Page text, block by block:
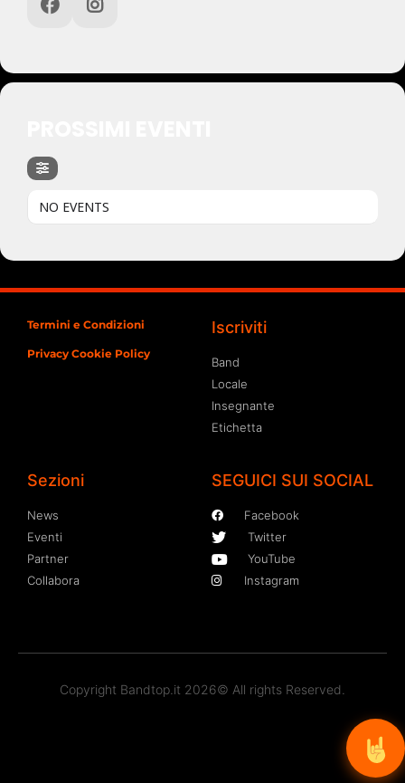
NO EVENTS
Termini e Condizioni
Privacy Cookie Policy
Iscriviti
Band
Locale
Insegnante
Etichetta
Sezioni
News
Eventi
Partner
Collabora
SEGUICI SUI SOCIAL
Facebook
Twitter
YouTube
Instagram
Copyright Bandtop.it 2026© All rights Reserved.